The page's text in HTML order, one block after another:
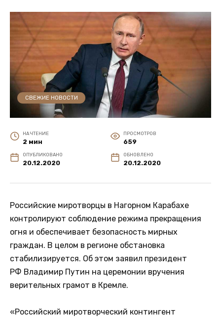
СВЕЖИЕ НОВОСТИ
НА ЧТЕНИЕ
2 мин
ПРОСМОТРОВ
659
ОПУБЛИКОВАНО
20.12.2020
ОБНОВЛЕНО
20.12.2020
Российские миротворцы в Нагорном Карабахе
контролируют соблюдение режима прекращения
огня и обеспечивает безопасность мирных
граждан. В целом в регионе обстановка
стабилизируется. Об этом заявил президент
РФ Владимир Путин на церемонии вручения
верительных грамот в Кремле.
«Российский миротворческий контингент